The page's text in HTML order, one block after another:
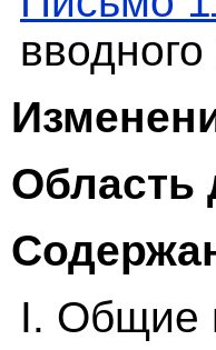
Область
I. Общие